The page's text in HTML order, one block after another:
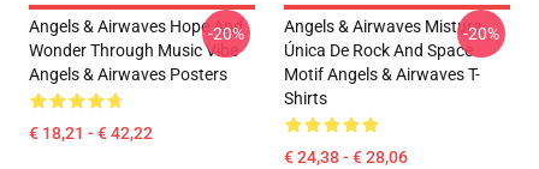
Angels & Airwaves Hope And
Wonder Through Music Vibe
Angels & Airwaves Posters
€ 18,21 - € 42,22
-20%
Angels & Airwaves Mistura
Única De Rock And Space
Motif Angels & Airwaves T-
Shirts
€ 24,38 - € 28,06
-20%